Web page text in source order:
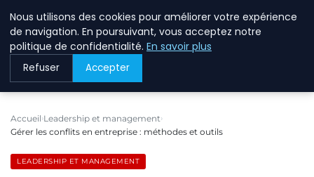
BREIGHAWAY
Accueil Leadership et management
Gérer les conflits en entreprise : méthodes et outils
LEADERSHIP ET MANAGEMENT
Nous utilisons des cookies pour améliorer votre expérience
de navigation. En poursuivant, vous acceptez notre
politique de confidentialité. En savoir plus
Refuser Accepter